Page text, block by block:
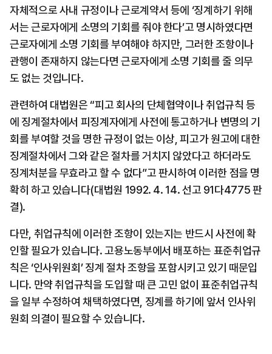
자체적으로 사내 규정이나 근로계약서 등에 ‘징계하기 위해
서는 근로자에게 소명의 기회를 줘야 한다’고 명시하였다면
근로자에게 소명 기회를 부여해야 하지만, 그러한 조항이나
관행이 존재하지 않는다면 근로자에게 소명 기회를 줄 의무
도 없는 것입니다.
관련하여 대법원은 “피고 회사의 단체협약이나 취업규칙 등
에 징계절차에서 피징계자에게 사전에 통고하거나 변명의 기
회를 부여할 것을 명한 규정이 없는 이상, 피고가 원고에 대한
징계절차에서 그와 같은 절차를 거치지 않았다고 하더라도
징계처분을 무효라고 할 수 없다”고 판시하여 이러한 점을 명
확히 하고 있습니다(대법원 1992. 4. 14. 선고 91다4775 판
결).
다만, 취업규칙에 이러한 조항이 있는지는 반드시 사전에 확
인할 필요가 있습니다. 고용노동부에서 배포하는 표준취업규
칙은 ‘인사위원회’ 징계 절차 조항을 포함시키고 있기 때문입
니다. 만약 취업규칙을 도입할 때 큰 고민 없이 표준취업규칙
을 일부 수정하여 채택하였다면, 징계를 하기에 앞서 인사위
원회 의결이 필요할 수 있습니다.